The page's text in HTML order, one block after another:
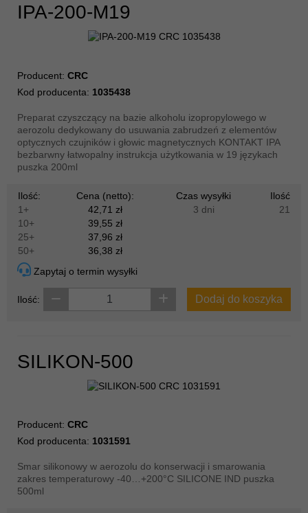
IPA-200-M19
Producent: CRC
Kod producenta: 1035438
Preparat czyszczący na bazie alkoholu izopropylowego w
aerozolu dedykowany do usuwania zabrudzeń z elementów
optycznych czujników i głowic magnetycznych KONTAKT IPA
bezbarwny łatwopalny instrukcja użytkowania w 19 językach
puszka 200ml
Ilość:
Cena (netto):
1+
42,71 zł
10+
39,55 zł
25+
37,96 zł
50+
36,38 zł
Czas wysyłki
Ilość
3 dni
21
Zapytaj o termin wysyłki
Ilość: Dodaj do koszyka
SILIKON-500
Producent: CRC
Kod producenta: 1031591
Smar silikonowy w aerozolu do konserwacji i smarowania
zakres temperaturowy -40…+200°C SILICONE IND puszka
500ml